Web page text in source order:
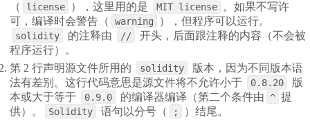
（
license ），这里用的是 MIT license
。如果不写许
可，编译时会警告（
warning ），但程序可以运行。
solidity 的注释由 //
开头，后面跟注释的内容（不会被
程序运行）。
第 2 行声明源文件所用的
solidity
版本，因为不同版本语
法有差别。这行代码意思是源文件将不允许小于
0.8.20
版
本或大于等于
0.9.0 的编译器编译（第二个条件由 ^ 提
供）。
Solidity 语句以分号（ ;
）结尾。